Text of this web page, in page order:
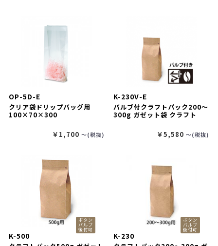
OP-5D-E
クリア袋ドリップバッグ用
100×70×300
￥1,700 〜(税抜)
K-230V-E
バルブ付クラフトパック200～
300g ガゼット袋 クラフト
￥5,580 〜(税抜)
ボタン
バルブ
後付可
K-500
ボタン
バルブ
後付可
K-230